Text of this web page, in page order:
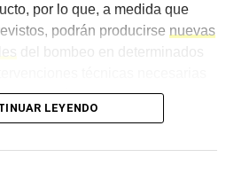
por lo que, a medida que
podrán producirse nuevas
del bombeo en determinados
definitiva del sistema,
y mejorar las
LEYENDO